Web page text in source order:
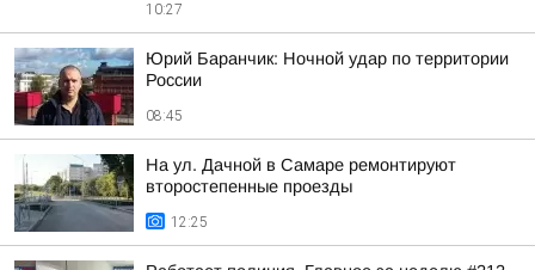
10:27
Юрий Баранчик: Ночной удар по территории
России
08:45
На ул. Дачной в Самаре ремонтируют
второстепенные проезды
12:25